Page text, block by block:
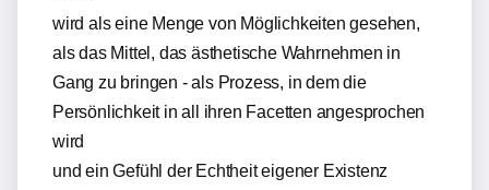
wird als eine Menge von Möglichkeiten gesehen,
als das Mittel, das ästhetische Wahrnehmen in
Gang zu bringen - als Prozess, in dem die
Persönlichkeit in all ihren Facetten angesprochen
wird
und ein Gefühl der Echtheit eigener Existenz